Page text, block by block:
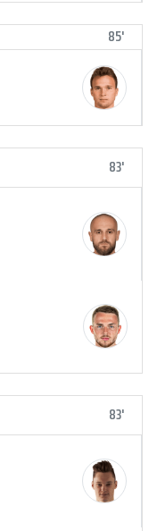
85'
83'
83'